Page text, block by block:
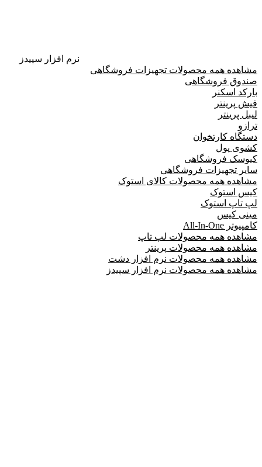
نرم افزار سپیدز
مشاهده همه محصولات تجهیزات فروشگاهی
صندوق فروشگاهی
بارکد اسکنر
فیش پرینتر
لیبل پرینتر
ترازو
دستگاه کارتخوان
کشوی پول
کیوسک فروشگاهی
سایر تجهیزات فروشگاهی
مشاهده همه محصولات کالای استوک
کیس استوک
لپ تاپ استوک
مینی کیس
کامپیوتر All-In-One
مشاهده همه محصولات لپ تاپ
مشاهده همه محصولات پرینتر
مشاهده همه محصولات نرم افزار دشت
مشاهده همه محصولات نرم افزار سپیدز